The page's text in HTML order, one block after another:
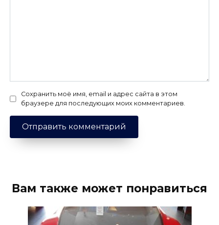
Сохранить моё имя, email и адрес сайта в этом
браузере для последующих моих комментариев.
Вам также может понравиться